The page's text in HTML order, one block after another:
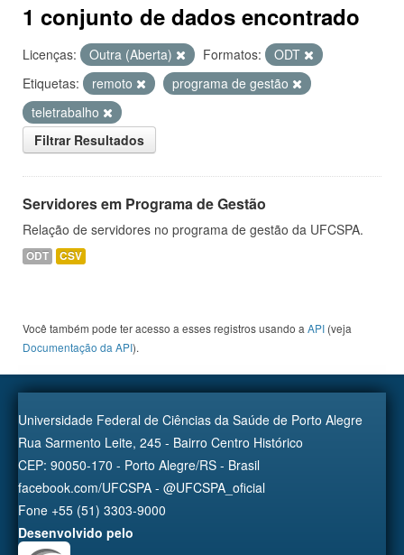
1 conjunto de dados encontrado
Licenças: Outra (Aberta) Formatos:
ODT
Etiquetas:
remoto
programa de gestão
teletrabalho
Filtrar Resultados
Servidores em Programa de Gestão
Relação de servidores no programa de gestão da UFCSPA.
ODT CSV
Você também pode ter acesso a esses registros usando a API (veja
Documentação da API).
Universidade Federal de Ciências da Saúde de Porto Alegre
Rua Sarmento Leite, 245 - Bairro Centro Histórico
CEP: 90050-170 - Porto Alegre/RS - Brasil
facebook.com/UFCSPA - @UFCSPA_oficial
Fone +55 (51) 3303-9000
Desenvolvido pelo